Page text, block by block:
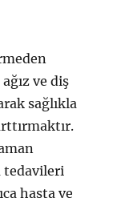
ve diş
sağlıkla
tedavileri
hasta ve